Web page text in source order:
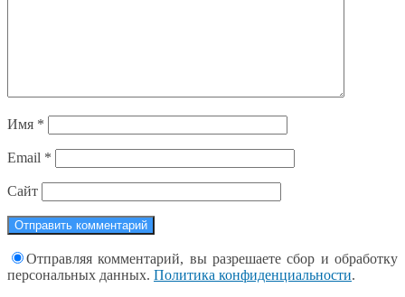
Имя *
Email *
Сайт
Отправляя комментарий, вы разрешаете сбор и обработку
персональных данных. Политика конфиденциальности.